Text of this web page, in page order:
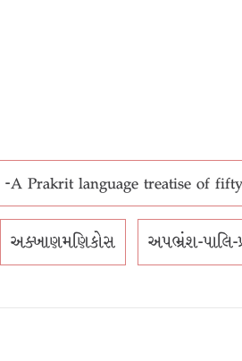
Prakrit language treatise of
અક્ખાણમણિકોસ અપભ્રંશ-પાલિ-